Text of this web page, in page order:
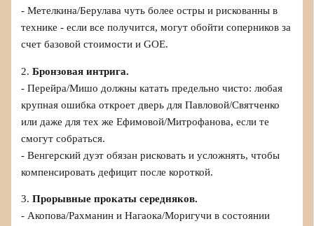
- Метелкина/Берулава чуть более остры и рискованны в
технике - если все получится, могут обойти соперников за
счет базовой стоимости и GOE.
2.Бронзовая интрига.
- Перейра/Мишо должны катать предельно чисто: любая
крупная ошибка откроет дверь для Павловой/Святченко
или даже для тех же Ефимовой/Митрофанова, если те
смогут собраться.
- Венгерский дуэт обязан рисковать и усложнять, чтобы
компенсировать дефицит после короткой.
3.Прорывные прокаты середняков.
- Акопова/Рахманин и Нагаока/Моригучи в состоянии